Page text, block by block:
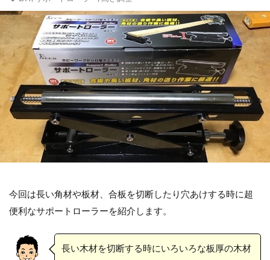
今回は長い角材や板材、合板を切断したり穴あけする時に超
便利なサポートローラーを紹介します。
長い木材を切断する時にいろいろな板厚の木材